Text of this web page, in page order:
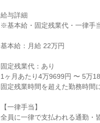
給与詳細
※基本給・固定残業代・一律手
基本給：月給 22万円
固定残業代：あり
1ヶ月あたり4万9699円 〜 5万
固定残業時間を超えた勤務時間
【一律手当】
全員に一律で支払われる通勤・